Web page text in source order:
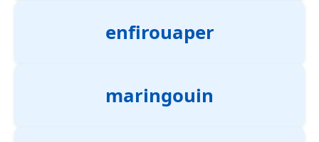
enfirouaper
maringouin